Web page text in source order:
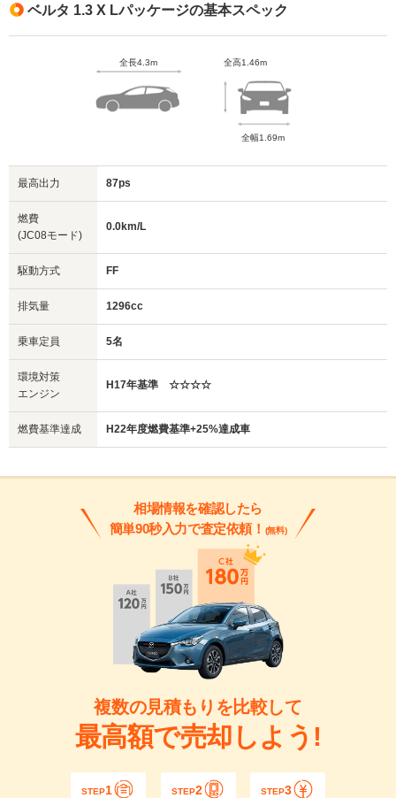
ベルタ 1.3 X Lパッケージの基本スペック
全長4.3m 全高1.46m
全幅1.69m
最高出力 87ps
燃費
(JC08モード)
0.0km/L
駆動方式 FF
排気量 1296cc
乗車定員 5名
環境対策
エンジン
H17年基準 ☆☆☆☆
燃費基準達成 H22年度燃費基準+25%達成車
相場情報を確認したら
簡単90秒入力で査定依頼！ (無料)
複数の見積もりを比較して
最高額で売却しよう!
STEP1 STEP2 STEP3